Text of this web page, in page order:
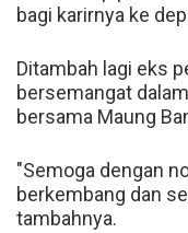
bagi karirnya ke
Ditambah lagi eks
bersemangat
bersama Maung
"Semoga dengan
berkembang dan
tambahnya.